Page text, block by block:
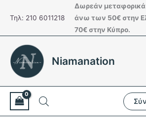
στοΤηλ: 210 6011218
Δωρεάν μεταφορικά
άνω των 50€ στην
70€ στην Κύπρο.
Niamanation